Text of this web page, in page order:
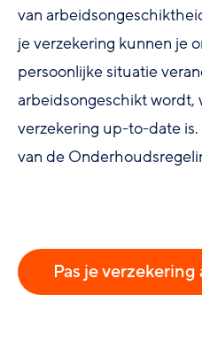
van
je verzekering kunnen je
persoonlijke situatie
arbeidsongeschikt wordt,
verzekering up-to-date
van de
Pas je